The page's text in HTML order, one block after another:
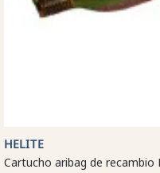
HELITE
Cartucho aribag de recambio